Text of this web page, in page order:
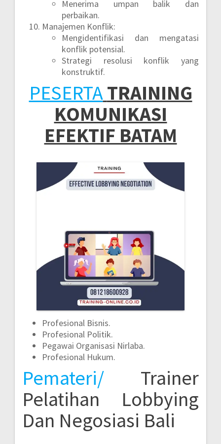
Menerima umpan balik dan
perbaikan.
Manajemen Konflik:
Mengidentifikasi dan mengatasi
konflik potensial.
Strategi resolusi konflik yang
konstruktif.
PESERTATRAINING
KOMUNIKASI
EFEKTIF BATAM
Profesional Bisnis.
Profesional Politik.
Pegawai Organisasi Nirlaba.
Profesional Hukum.
Pemateri/ Trainer
Pelatihan Lobbying
Dan Negosiasi Bali